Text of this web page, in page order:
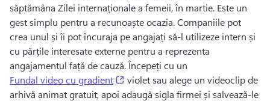
săptămâna Zilei internaționale a femeii, în martie. Este un
gest simplu pentru a recunoaște ocazia. Companiile pot
crea unul și îi pot încuraja pe angajați să-l utilizeze intern și
cu părțile interesate externe pentru a reprezenta
angajamentul față de cauză. Începeți cu un
Fundal video cu gradient
(opens in a new tab)
violet sau alege un videoclip de
arhivă animat gratuit, apoi adaugă sigla firmei și salvează-le